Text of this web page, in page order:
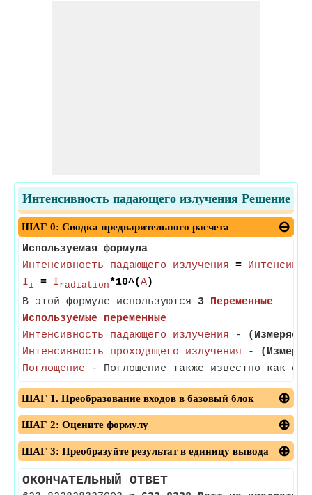
Интенсивность падающего излучения Решение
ШАГ 0: Сводка предварительного расчета
Используемая формула
Интенсивность падающего излучения =
Ii = Iradiation*10^(A)
В этой формуле используются 3 Переменные
Используемые переменные
Интенсивность падающего излучения -
Интенсивность проходящего излучения -
Поглощение - Поглощение также известно как
ШАГ 1. Преобразование входов в базовый блок
ШАГ 2: Оцените формулу
ШАГ 3: Преобразуйте результат в единицу вывода
ОКОНЧАТЕЛЬНЫЙ ОТВЕТ